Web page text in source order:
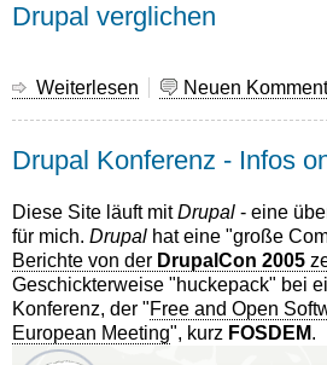
Drupal verglichen
Weiterlesen über Neuen
Drupal Konferenz - Infos
Diese Site läuft mitDrupal - eine
für mich. Drupal hat eine "große
Berichte von der DrupalCon 2005
Geschickterweise "huckepack" bei
Konferenz, der "Free and Open
European Meeting", kurz FOSDEM.